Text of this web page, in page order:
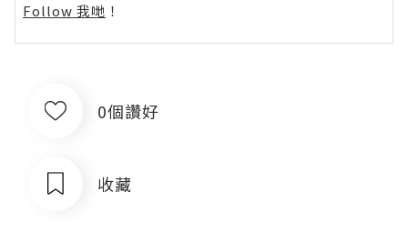
Follow 我哋 ！
0個讚好
收藏